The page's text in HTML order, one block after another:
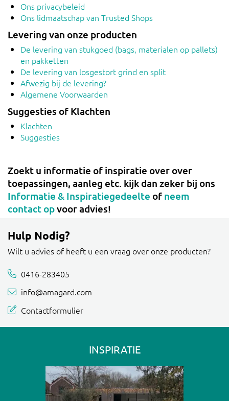
Ons privacybeleid
Ons lidmaatschap van Trusted Shops
Levering van onze producten
De levering van stukgoed (bags, materialen op pallets)
en pakketten
De levering van losgestort grind en split
Afwezig bij de levering?
Algemene Voorwaarden
Suggesties of Klachten
Klachten
Suggesties
Zoekt u informatie of inspiratie over over
toepassingen, aanleg etc. kijk dan zeker bij ons
Informatie & Inspiratiegedeelte of neem
contact opvoor advies!
Hulp Nodig?
Wilt u advies of heeft u een vraag over onze producten?
0416-283405
info@amagard.com
Contactformulier
INSPIRATIE